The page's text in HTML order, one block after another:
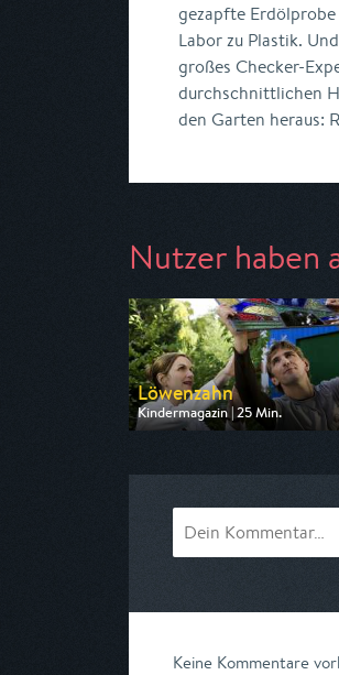
gezapfte
Labor zu Plastik.
großes Checker-
durchschnittlichen
den Garten heraus:
Nutzer haben
Löwenzahn
Kindermagazin | 25 Min.
Ausgestrahlt von ZDF
Keine Kommentare